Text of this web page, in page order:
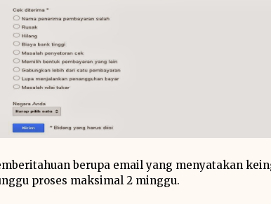
berupa email yang menyatakan
proses maksimal 2 minggu.